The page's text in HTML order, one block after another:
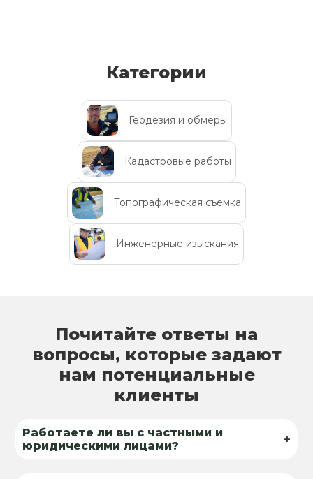
Категории
Геодезия и обмеры
Кадастровые работы
Топографическая съемка
Инженерные изыскания
Почитайте ответы на
вопросы, которые задают
нам потенциальные
клиенты
Работаете ли вы с частными и
юридическими лицами?
+